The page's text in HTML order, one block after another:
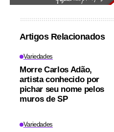
Artigos Relacionados
Variedades
Morre Carlos Adão,
artista conhecido por
pichar seu nome pelos
muros de SP
Variedades